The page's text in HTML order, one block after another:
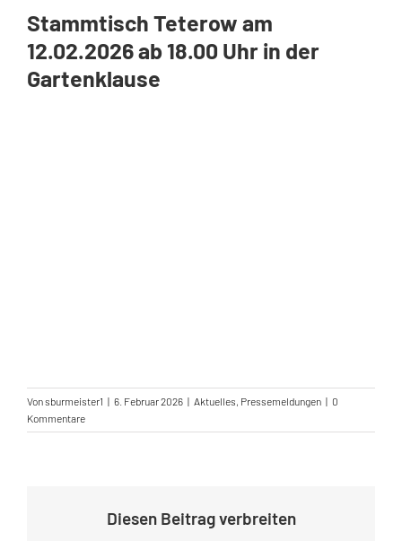
Stammtisch Teterow am
12.02.2026 ab 18.00 Uhr in der
Gartenklause
Vonsburmeister1 | 6. Februar 2026 | Aktuelles, Pressemeldungen | 0
Kommentare
Diesen Beitrag verbreiten